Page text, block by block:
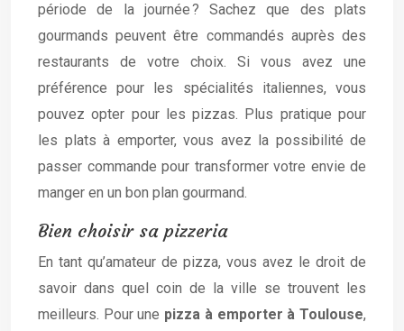
période de la journée ? Sachez que des plats
gourmands peuvent être commandés auprès des
restaurants de votre choix. Si vous avez une
préférence pour les spécialités italiennes, vous
pouvez opter pour les pizzas. Plus pratique pour
les plats à emporter, vous avez la possibilité de
passer commande pour transformer votre envie de
manger en un bon plan gourmand.
Bien choisir sa pizzeria
En tant qu’amateur de pizza, vous avez le droit de
savoir dans quel coin de la ville se trouvent les
meilleurs. Pour une pizza à emporter à Toulouse,